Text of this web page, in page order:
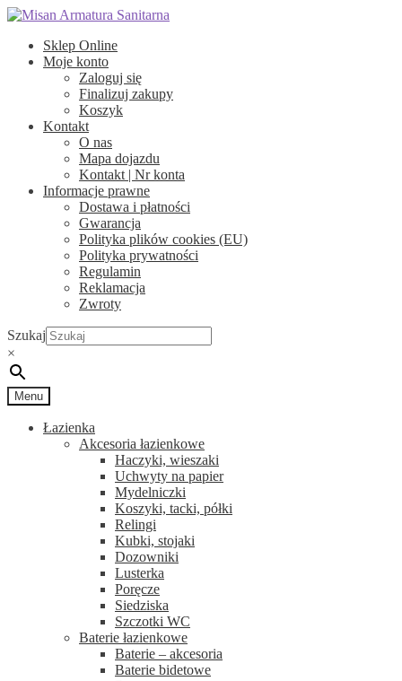
Przejdź
nawigacji
Przejdź
treści
Sklep Online
Moje konto
Zaloguj się
Finalizuj zakupy
Koszyk
Kontakt
O nas
Mapa dojazdu
Kontakt | Nr konta
Informacje prawne
Dostawa i płatności
Gwarancja
Polityka plików cookies (EU)
Polityka prywatności
Regulamin
Reklamacja
Zwroty
Szukaj
×
Menu
Łazienka
Akcesoria łazienkowe
Haczyki, wieszaki
Uchwyty na papier
Mydelniczki
Koszyki, tacki, półki
Relingi
Kubki, stojaki
Dozowniki
Lusterka
Poręcze
Siedziska
Szczotki WC
Baterie łazienkowe
Baterie – akcesoria
Baterie bidetowe